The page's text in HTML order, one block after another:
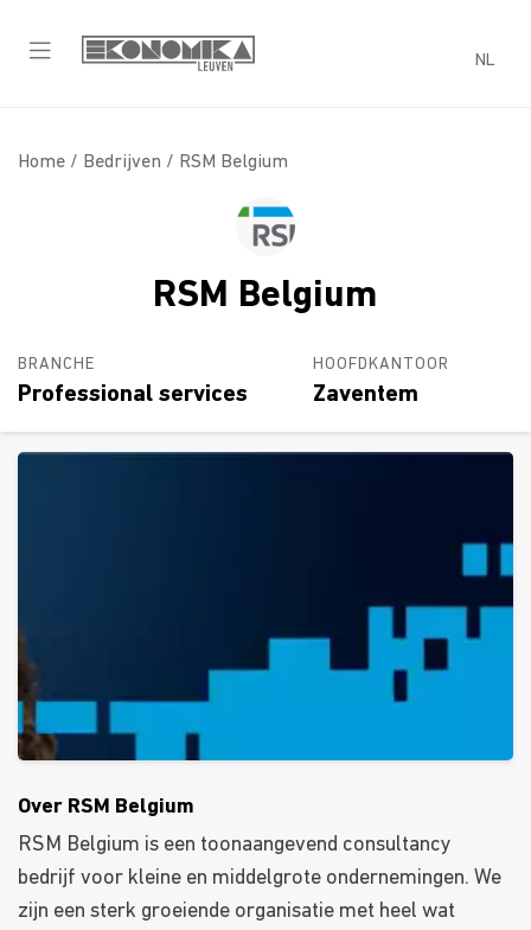
NL
Home / Bedrijven / RSM Belgium
RSM Belgium
BRANCHE
Professional services
HOOFDKANTOOR
Zaventem
Over RSM Belgium
RSM Belgium is een toonaangevend consultancy
bedrijf voor kleine en middelgrote ondernemingen. We
zijn een sterk groeiende organisatie met heel wat